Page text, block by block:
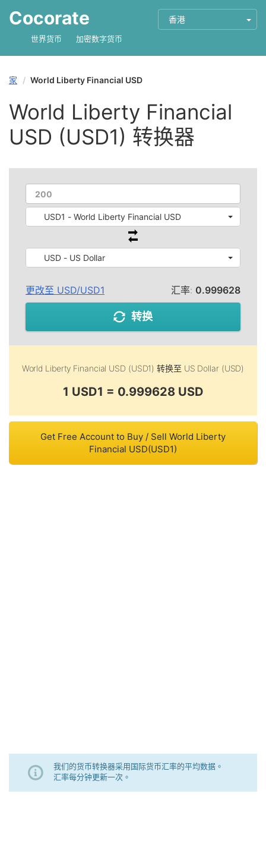
Cocorate 香港
世界货币 加密数字货币
家 World Liberty Financial USD
World Liberty Financial
USD (USD1) 转换器
USD1 - World Liberty Financial USD
USD - US Dollar
更改至 USD/USD1 汇率: 0.999628
转换
World Liberty Financial USD (USD1) 转换至 US Dollar (USD)
1 USD1 = 0.999628 USD
Get Free Account to Buy / Sell World Liberty
Financial USD(USD1)
我们的货币转换器采用国际货币汇率的平均数据。
汇率每分钟更新一次。